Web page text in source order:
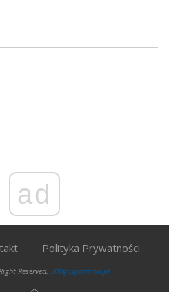
ad
Polityka Prywatności
Reserved. 300gospodarka.pl